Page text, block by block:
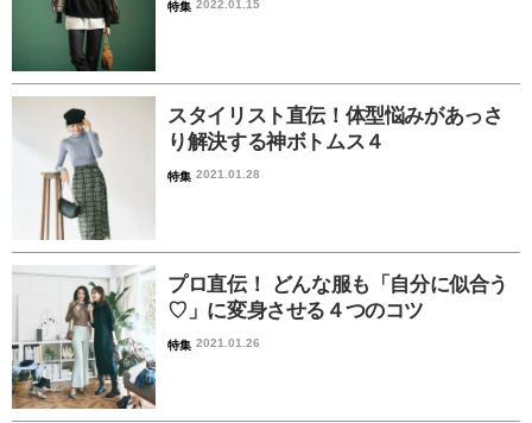
特集 2022.01.15
スタイリスト直伝！体型悩みがあっさ
り解決する神ボトムス４
特集 2021.01.28
プロ直伝！ どんな服も「自分に似合う
♡」に変身させる４つのコツ
特集 2021.01.26